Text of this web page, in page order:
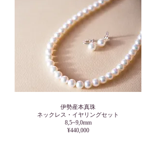
伊勢産本真珠
​ネックレス・イヤリングセット
8,5~9,0mm
¥440,000